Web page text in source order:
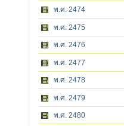
พ.ศ. 2474
พ.ศ. 2475
พ.ศ. 2476
พ.ศ. 2477
พ.ศ. 2478
พ.ศ. 2479
พ.ศ. 2480